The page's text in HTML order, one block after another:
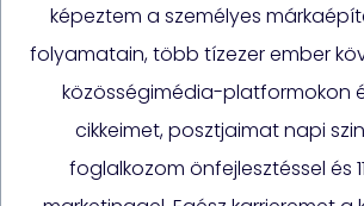
képeztem a személyes
folyamatain, több tízezer ember
közösségimédia-platformokon
cikkeimet, posztjaimat napi
foglalkozom önfejlesztéssel és